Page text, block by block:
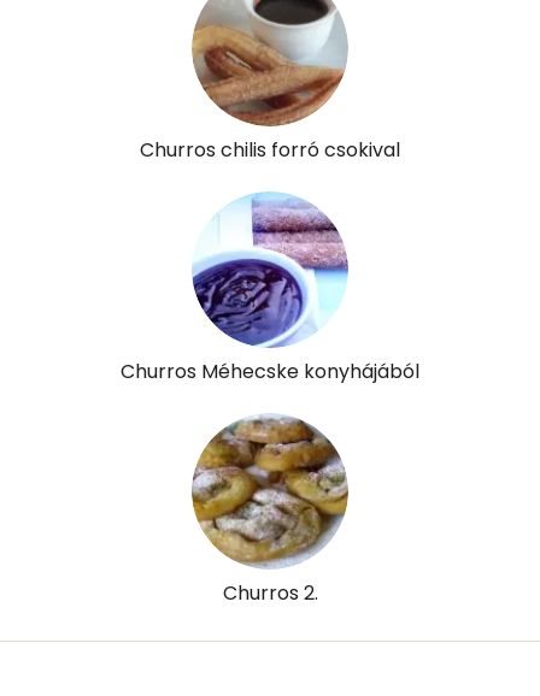
Churros chilis forró csokival
Churros Méhecske konyhájából
Churros 2.